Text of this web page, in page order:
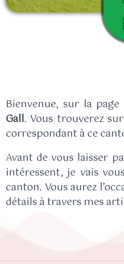
Bienvenue, sur la
Gall. Vous trouverez
correspondant à ce
Avant de vous laisser
intéressent, je vais
canton. Vous aurez
détails à travers mes